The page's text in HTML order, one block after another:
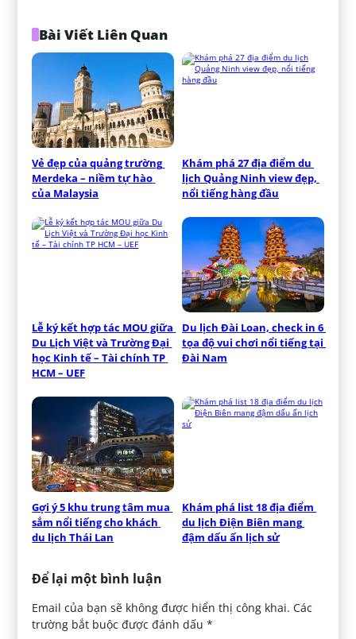
Bài Viết Liên Quan
Vẻ đẹp của quảng trường
Merdeka – niềm tự hào
của Malaysia
Khám phá 27 địa điểm du
lịch Quảng Ninh view đẹp,
nổi tiếng hàng đầu
Lễ ký kết hợp tác MOU giữa
Du Lịch Việt và Trường Đại
học Kinh tế – Tài chính TP
HCM – UEF
Du lịch Đài Loan, check in 6
tọa độ vui chơi nổi tiếng tại
Đài Nam
Gợi ý 5 khu trung tâm mua
sắm nổi tiếng cho khách
du lịch Thái Lan
Khám phá list 18 địa điểm
du lịch Điện Biên mang
đậm dấu ấn lịch sử
Để lại một bình luận
Email của bạn sẽ không được hiển thị công khai. Các
trường bắt buộc được đánh dấu*